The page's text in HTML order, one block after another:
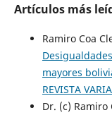
Artículos más
Ramiro Coa
mayores
REVISTA
Dr. (c) Ramiro